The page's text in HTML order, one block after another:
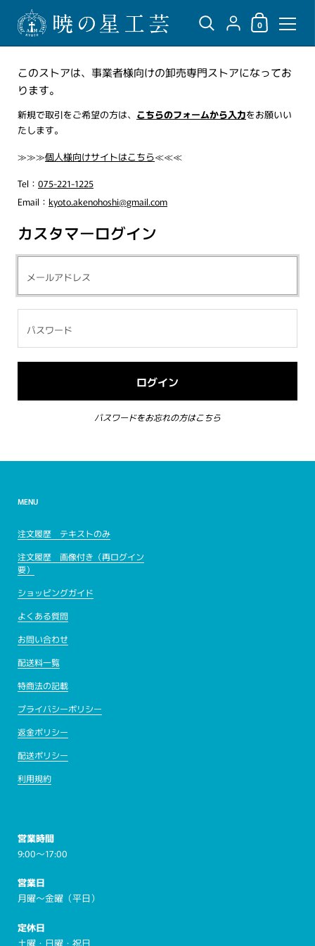
{"title"=>"アカウン
ショッピング
0
このストアは、事業者様向けの卸売専門ストアになってお
ります。
新規で取引をご希望の方は、 こちらのフォームから入力をお願いい
たします。
≫≫≫個人様向けサイトはこちら≪≪≪
Tel： 075-221-1225
Email： kyoto.akenohoshi@gmail.com
カスタマーログイン
パスワードをお忘れの方はこちら
MENU
注文履歴 テキストのみ
注文履歴 画像付き（再ログイン
要）
ショッピングガイド
よくある質問
お問い合わせ
配送料一覧
特商法の記載
プライバシーポリシー
返金ポリシー
配送ポリシー
利用規約
営業時間
9:00～17:00
営業日
月曜～金曜（平日）
定休日
土曜・日曜・祝日